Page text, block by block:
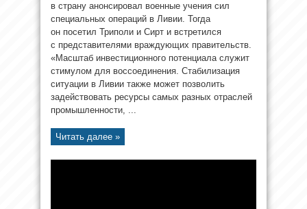
в страну анонсировал военные учения сил
специальных операций в Ливии. Тогда
он посетил Триполи и Сирт и встретился
с представителями враждующих правительств.
«Масштаб инвестиционного потенциала служит
стимулом для воссоединения. Стабилизация
ситуации в Ливии также может позволить
задействовать ресурсы самых разных отраслей
промышленности, ...
Читать далее »